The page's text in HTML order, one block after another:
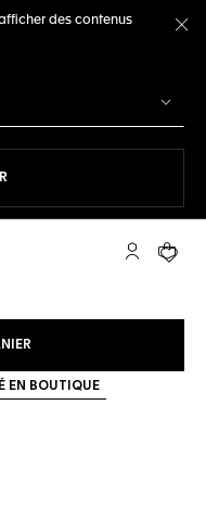
des contenus
Compte My
Votre
EN BOUTIQUE